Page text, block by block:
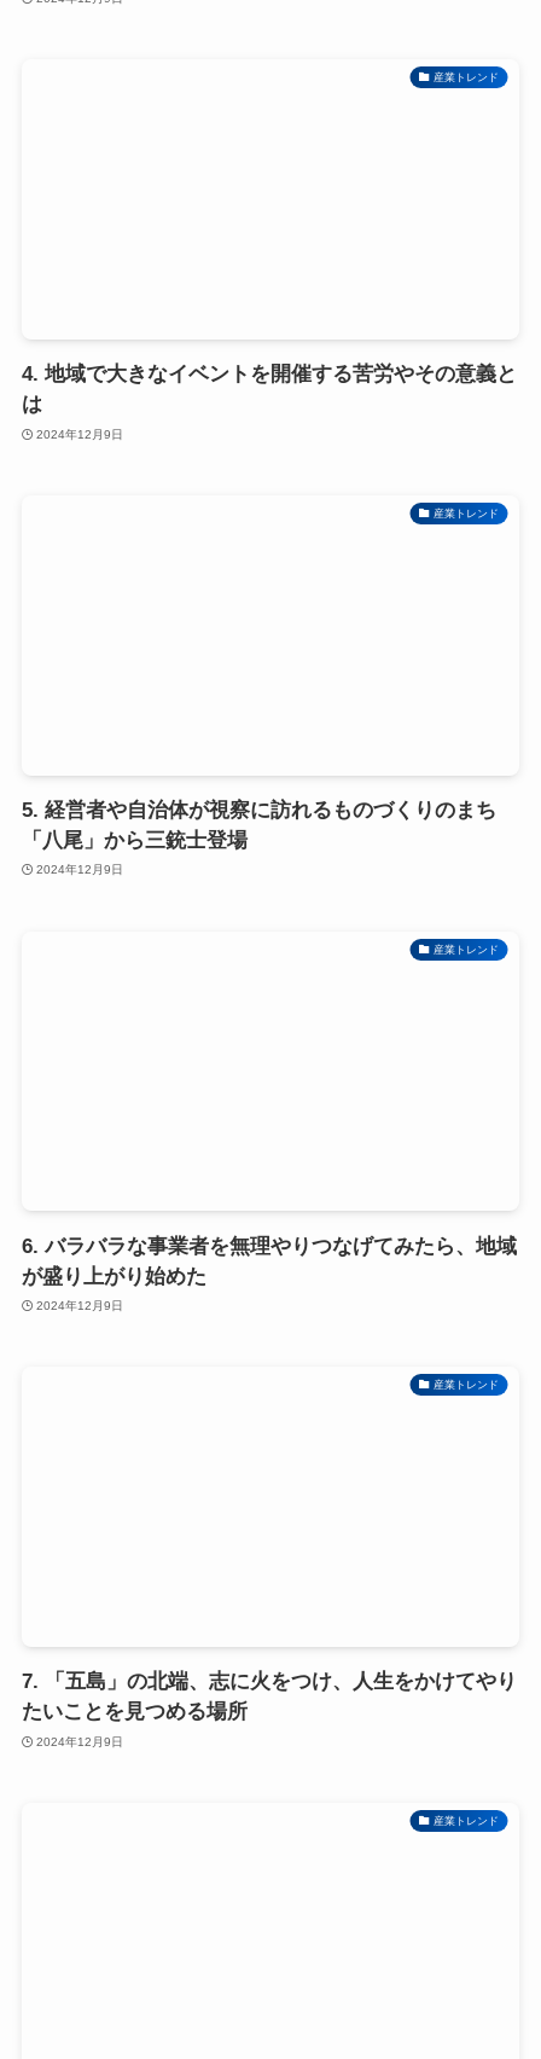
産業トレンド
4. 地域で大きなイベントを開催する苦労やその意義と
は
2024年12月9日
産業トレンド
5. 経営者や自治体が視察に訪れるものづくりのまち
「八尾」から三銃士登場
2024年12月9日
産業トレンド
6. バラバラな事業者を無理やりつなげてみたら、地域
が盛り上がり始めた
2024年12月9日
産業トレンド
7. 「五島」の北端、志に火をつけ、人生をかけてやり
たいことを見つめる場所
2024年12月9日
産業トレンド